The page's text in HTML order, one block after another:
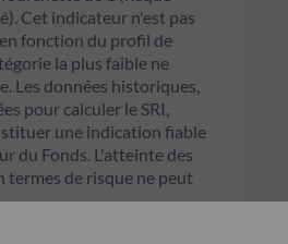
Cet indicateur n'est pas
fonction du profil de
la plus faible ne
Les données historiques,
pour calculer le SRI,
une indication fiable
du Fonds. L'atteinte des
termes de risque ne peut